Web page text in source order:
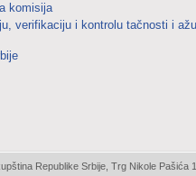
komisija
verifikaciju i kontrolu tačnosti i
Republike Srbije, Trg Nikole Pašića